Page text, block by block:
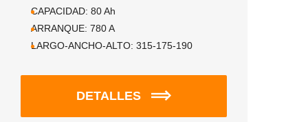
CAPACIDAD: 80Ah
ARRANQUE: 780A
LARGO-ANCHO-ALTO: 315-175-190
DETALLES